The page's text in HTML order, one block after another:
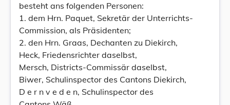
besteht ans folgenden Personen:
1. dem Hrn. Paquet, Sekretär der Unterrichts-
Commission, als Präsidenten;
2. den Hrn. Graas, Dechanten zu Diekirch,
Heck, Friedensrichter daselbst,
Mersch, Districts-Commissär daselbst,
Biwer, Schulinspector des Cantons Diekirch,
D e r n v e d e n, Schulinspector des